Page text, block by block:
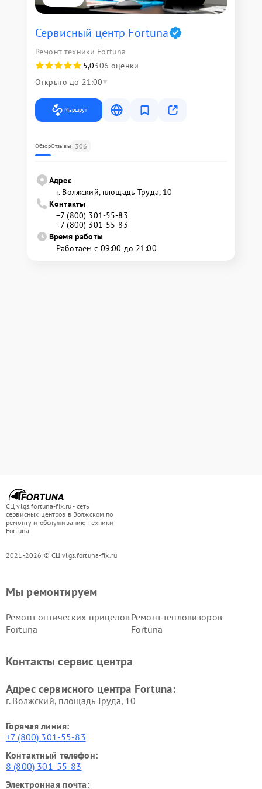
Сервисный центр Fortuna
Ремонт техники Fortuna
5,0306 оценки
Открыто до 21:00
Маршрут
ОбзорОтзывы 306
Адрес
г. Волжский, площадь Труда, 10
Контакты
+7 (800) 301-55-83
+7 (800) 301-55-83
Время работы
Работаем с 09:00 до 21:00
СЦ vlgs.fortuna-fix.ru - сеть
сервисных центров в Волжском по
ремонту и обслуживанию техники
Fortuna
2021-2026 © СЦ vlgs.fortuna-fix.ru
Мы ремонтируем
Ремонт оптических прицелов
Fortuna
Ремонт тепловизоров
Fortuna
Контакты сервис центра
Адрес сервисного центра Fortuna:
г. Волжский, площадь Труда, 10
Горячая линия:
+7 (800) 301-55-83
Контактный телефон:
8 (800) 301-55-83
Электронная почта: